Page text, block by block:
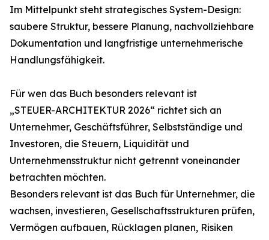
Im Mittelpunkt steht strategisches System-Design:
saubere Struktur, bessere Planung, nachvollziehbare
Dokumentation und langfristige unternehmerische
Handlungsfähigkeit.
Für wen das Buch besonders relevant ist
„STEUER-ARCHITEKTUR 2026“ richtet sich an
Unternehmer, Geschäftsführer, Selbstständige und
Investoren, die Steuern, Liquidität und
Unternehmensstruktur nicht getrennt voneinander
betrachten möchten.
Besonders relevant ist das Buch für Unternehmer, die
wachsen, investieren, Gesellschaftsstrukturen prüfen,
Vermögen aufbauen, Rücklagen planen, Risiken